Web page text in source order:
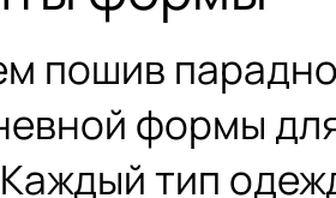
пошив
формы
тип